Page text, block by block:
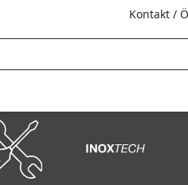
Kontakt /